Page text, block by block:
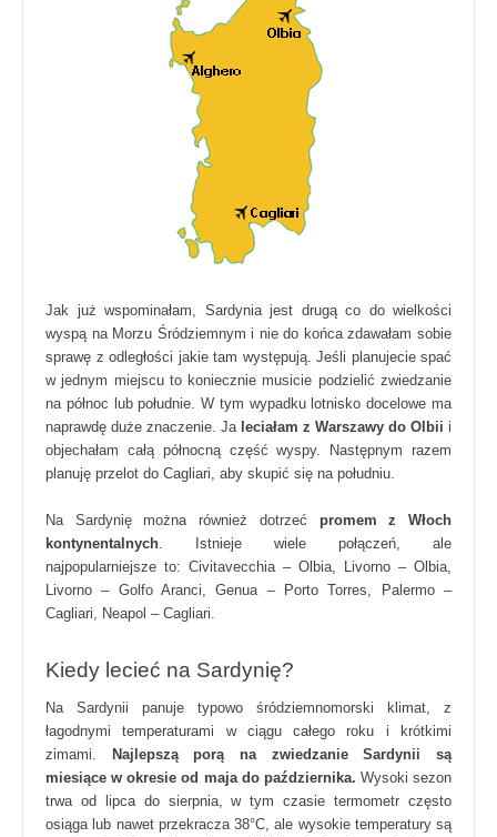
Jak już wspominałam, Sardynia jest drugą co do wielkości
wyspą na Morzu Śródziemnym i nie do końca zdawałam sobie
sprawę z odległości jakie tam występują. Jeśli planujecie spać
w jednym miejscu to koniecznie musicie podzielić zwiedzanie
na północ lub południe. W tym wypadku lotnisko docelowe ma
naprawdę duże znaczenie. Ja leciałam z Warszawy do Olbii i
objechałam całą północną część wyspy. Następnym razem
planuję przelot do Cagliari, aby skupić się na południu
Na Sardynię można również dotrzeć promem z Włoch
kontynentalnych . Istnieje wiele połączeń, ale
najpopularniejsze to: Civitavecchia – Olbia, Livorno – Olbia,
Livorno – Golfo Aranci, Genua – Porto Torres, Palermo –
Cagliari, Neapol – Cagliari.
Kiedy lecieć na Sardynię?
Na Sardynii panuje typowo śródziemnomorski klimat, z
łagodnymi temperaturami w ciągu całego roku i krótkimi
zimami.
Najlepszą porą na zwiedzanie Sardynii są
miesiące w okresie od maja do października. Wysoki sezon
trwa od lipca do sierpnia, w tym czasie termometr często
osiąga lub nawet przekracza 38°C, ale wysokie temperatury są